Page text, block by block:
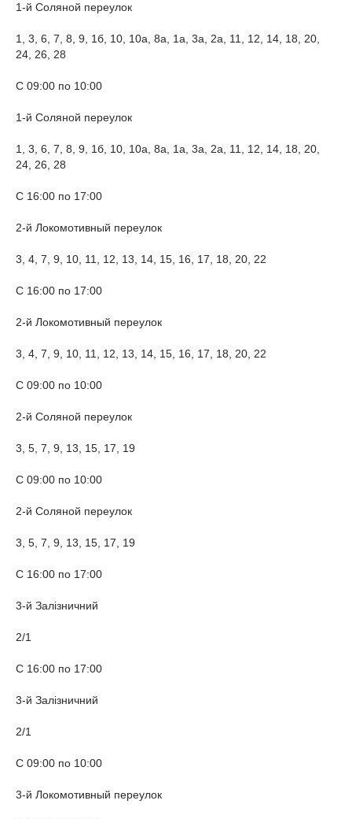
1-й Соляной переулок
1, 3, 6, 7, 8, 9, 1б, 10, 10а, 8а, 1а, 3а, 2а, 11, 12, 14, 18, 20,
24, 26, 28
С 09:00 по 10:00
1-й Соляной переулок
1, 3, 6, 7, 8, 9, 1б, 10, 10а, 8а, 1а, 3а, 2а, 11, 12, 14, 18, 20,
24, 26, 28
С 16:00 по 17:00
2-й Локомотивный переулок
3, 4, 7, 9, 10, 11, 12, 13, 14, 15, 16, 17, 18, 20, 22
С 16:00 по 17:00
2-й Локомотивный переулок
3, 4, 7, 9, 10, 11, 12, 13, 14, 15, 16, 17, 18, 20, 22
С 09:00 по 10:00
2-й Соляной переулок
3, 5, 7, 9, 13, 15, 17, 19
С 09:00 по 10:00
2-й Соляной переулок
3, 5, 7, 9, 13, 15, 17, 19
С 16:00 по 17:00
3-й Залізничний
2/1
С 16:00 по 17:00
3-й Залізничний
2/1
С 09:00 по 10:00
3-й Локомотивный переулок